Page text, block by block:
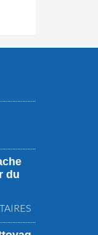
du